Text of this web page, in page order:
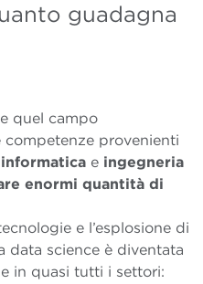
guadagna
quel campo
provenienti
informatica e ingegneria
enormi quantità di
e l’esplosione di
data science è diventata
in quasi tutti i settori: